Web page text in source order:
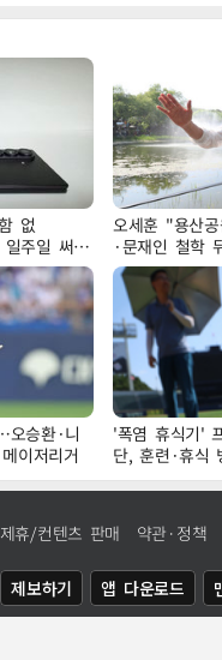
없
주일 써보
오세훈 "용산
·문재인 철학
오승환·니
이저리거
'폭염 휴식기'
단, 훈련·휴식
해도 안전 최
제휴/컨텐츠 판매 약관·정책
제보하기 앱 다운로드